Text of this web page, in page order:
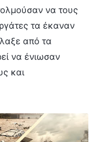
να τους
τα έκαναν
από τα
να ένιωσαν
και